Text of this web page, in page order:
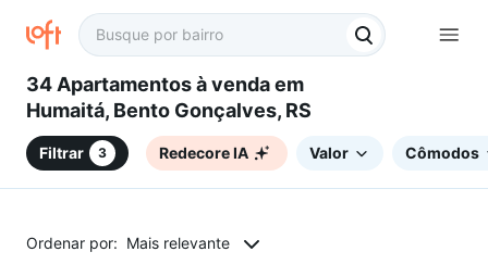
34 Apartamentos à venda em
Humaitá, Bento Gonçalves, RS
Filtrar 3 Redecore IA Valor Cômodos
Ordenar por: Mais relevante